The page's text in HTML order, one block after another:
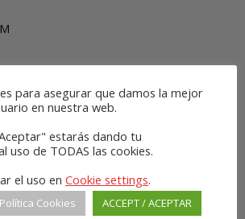
para asegurar que damos la mejor
en nuestra web.
estarás dando tu
uso de TODAS las cookies.
el uso en Cookie settings.
Cookies ACCEPT / ACEPTAR